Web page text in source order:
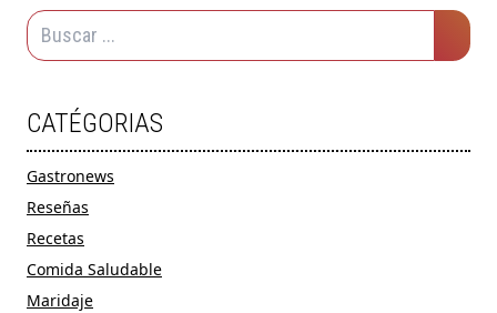
CATÉGORIAS
Gastronews
Reseñas
Recetas
Comida Saludable
Maridaje